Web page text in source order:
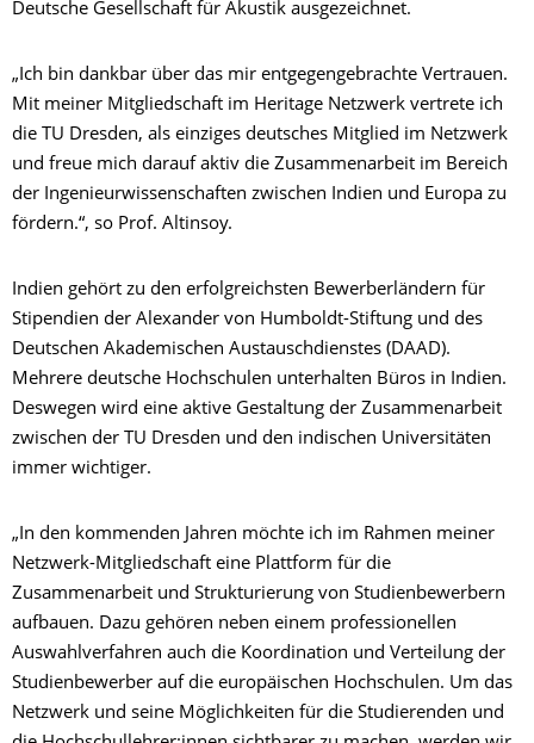
Deutsche Gesellschaft für Akustik ausgezeichnet.
„Ich bin dankbar über das mir entgegengebrachte Vertrauen.
Mit meiner Mitgliedschaft im Heritage Netzwerk vertrete ich
die TU Dresden, als einziges deutsches Mitglied im Netzwerk
und freue mich darauf aktiv die Zusammenarbeit im Bereich
der Ingenieurwissenschaften zwischen Indien und Europa zu
fördern.“, so Prof. Altinsoy.
Indien gehört zu den erfolgreichsten Bewerberländern für
Stipendien der Alexander von Humboldt-Stiftung und des
Deutschen Akademischen Austauschdienstes (DAAD).
Mehrere deutsche Hochschulen unterhalten Büros in Indien.
Deswegen wird eine aktive Gestaltung der Zusammenarbeit
zwischen der TU Dresden und den indischen Universitäten
immer wichtiger.
„In den kommenden Jahren möchte ich im Rahmen meiner
Netzwerk-Mitgliedschaft eine Plattform für die
Zusammenarbeit und Strukturierung von Studienbewerbern
aufbauen. Dazu gehören neben einem professionellen
Auswahlverfahren auch die Koordination und Verteilung der
Studienbewerber auf die europäischen Hochschulen. Um das
Netzwerk und seine Möglichkeiten für die Studierenden und